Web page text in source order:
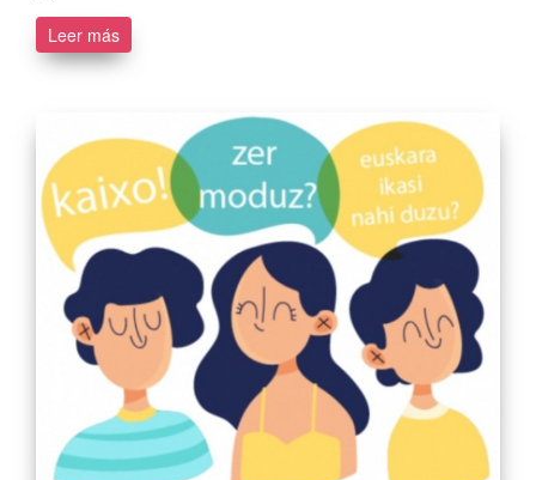
Leer más